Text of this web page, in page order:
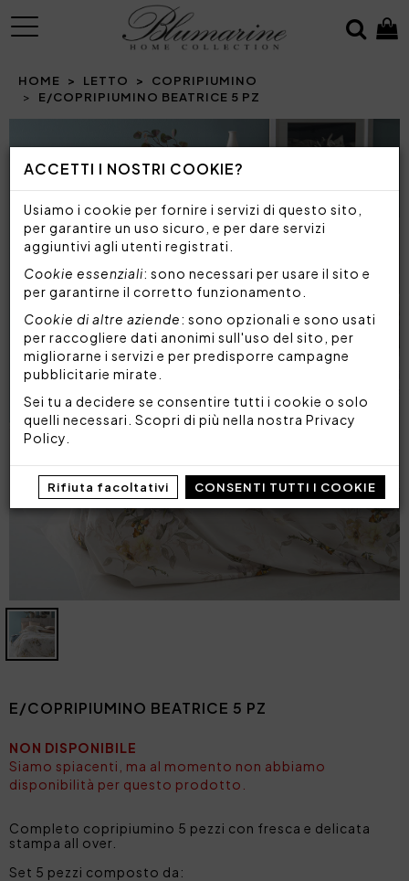
ACCETTI I NOSTRI COOKIE?
Usiamo i cookie per fornire i servizi di questo sito,
per garantire un uso sicuro, e per dare servizi
aggiuntivi agli utenti registrati.
Cookie essenziali: sono necessari per usare il sito e
per garantirne il corretto funzionamento.
Cookie di altre aziende: sono opzionali e sono usati
per raccogliere dati anonimi sull'uso del sito, per
migliorarne i servizi e per predisporre campagne
pubblicitarie mirate.
Sei tu a decidere se consentire tutti i cookie o solo
quelli necessari. Scopri di più nella nostra Privacy
Policy
Rifiuta facoltativi CONSENTI TUTTI I COOKIE
MENU
HOME LETTO
COPRIPIUMINO
E/COPRIPIUMINO BEATRICE 5 PZ
Prev
E/COPRIPIUMINO BEATRICE 5 PZ
NON DISPONIBILE
Siamo spiacenti, ma al momento non abbiamo
disponibilità per questo prodotto.
Completo copripiumino 5 pezzi con fresca e delicata
stampa all over.
Set 5 pezzi composto da: